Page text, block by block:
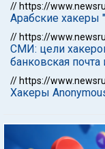
// https://
Арабские хакеры
// https://
СМИ: цели
банковская
// https://
Хакеры